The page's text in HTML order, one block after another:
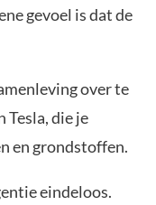
gevoel is dat de
over te
Tesla, die je
en grondstoffen.
eindeloos.